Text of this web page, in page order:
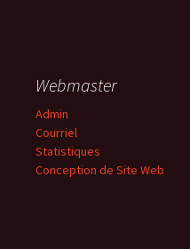
Webmaster
Admin
Courriel
Statistiques
Conception de Site Web